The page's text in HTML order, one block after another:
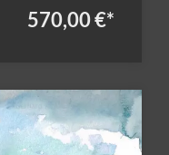
570,00 €*